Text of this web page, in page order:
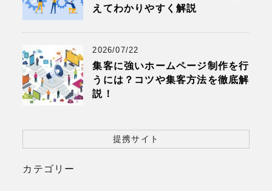
えてわかりやすく解説
2026/07/22
集客に強いホームページ制作を行
うには？コツや集客方法を徹底解
説！
提携サイト
カテゴリー